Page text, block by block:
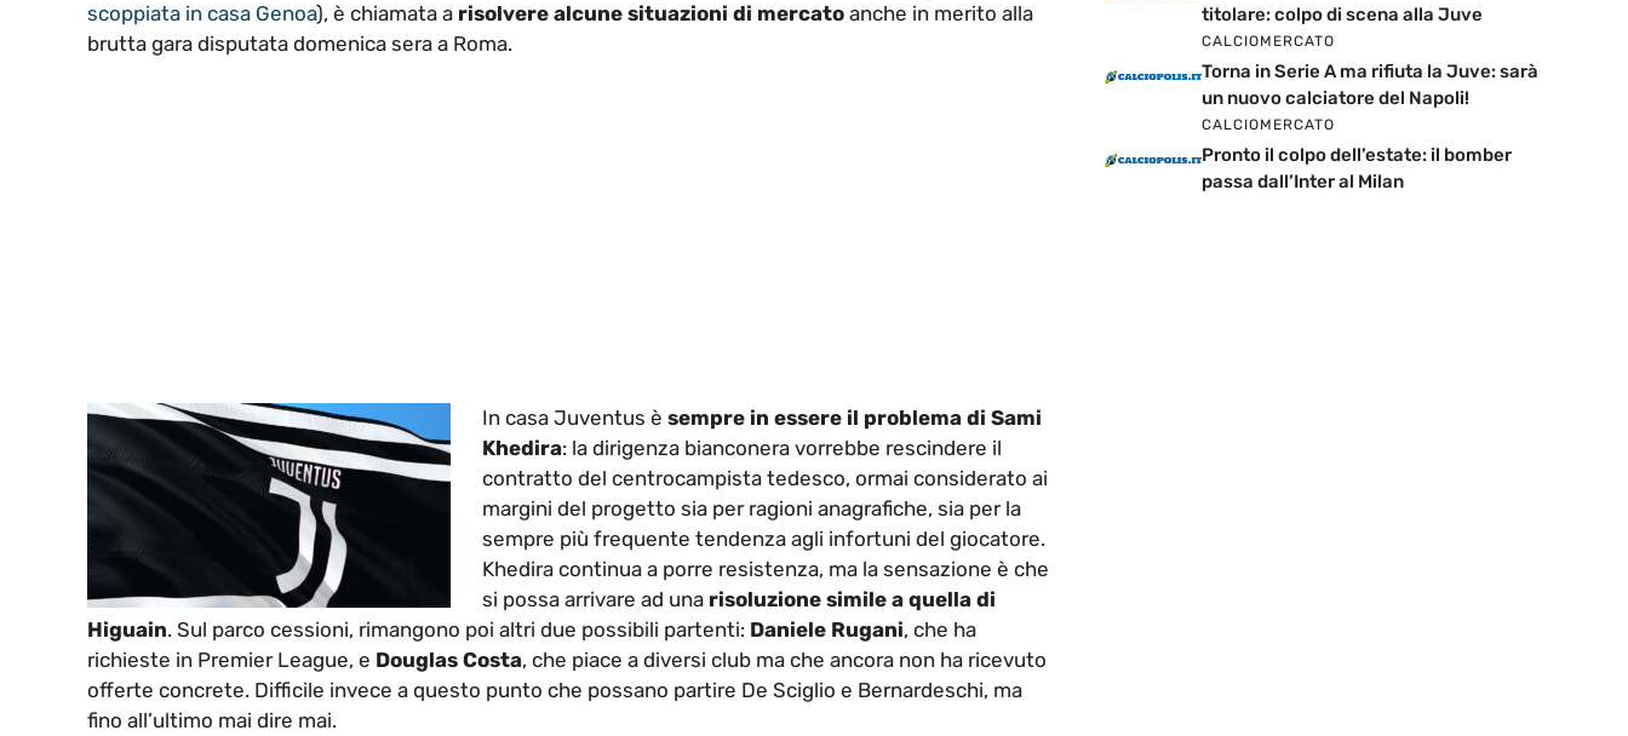
scoppiata in casa Genoa), è chiamata a risolvere alcune situazioni di mercato anche in merito alla
brutta gara disputata domenica sera a Roma.
In casa Juventus è sempre in essere il problema di Sami
Khedira: la dirigenza bianconera vorrebbe rescindere il
contratto del centrocampista tedesco, ormai considerato ai
margini del progetto sia per ragioni anagrafiche, sia per la
sempre più frequente tendenza agli infortuni del giocatore.
Khedira continua a porre resistenza, ma la sensazione è che
si possa arrivare ad una risoluzione simile a quella di
Higuain. Sul parco cessioni, rimangono poi altri due possibili partenti: Daniele Rugani, che ha
richieste in Premier League, e Douglas Costa, che piace a diversi club ma che ancora non ha ricevuto
offerte concrete. Difficile invece a questo punto che possano partire De Sciglio e Bernardeschi, ma
fino all’ultimo mai dire mai.
titolare: colpo di scena alla Juve
CALCIOMERCATO
Torna in Serie A ma rifiuta la Juve: sarà
un nuovo calciatore del Napoli!
CALCIOMERCATO
Pronto il colpo dell’estate: il bomber
passa dall’Inter al Milan